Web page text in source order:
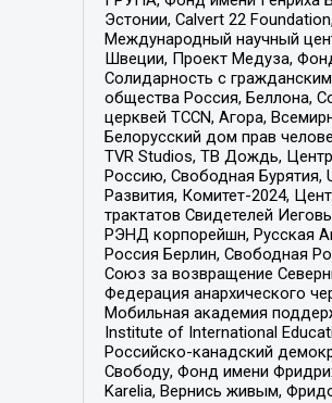
Эстонии, Calvert 22
Международный научный
Швеции, Проект Медуза,
Солидарность с
общества Россия, Беллона,
церквей TCCN, Агора,
Белорусский дом прав
TVR Studios, ТВ Дождь,
Россию, Свободная Бурятия,
Развития, Комитет-2024,
трактатов Свидетелей
РЭНД корпорейшн, Русская
Россия Берлин, Свободная
Союз за возвращение
Федерация анархического
Мобильная академия
Institute of International
Российско-канадский
Свободу, Фонд имени
Karelia, Вернись живым,